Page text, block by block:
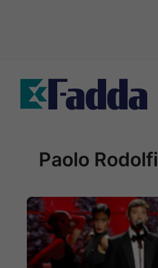
contenuto
Paolo Rodolfi